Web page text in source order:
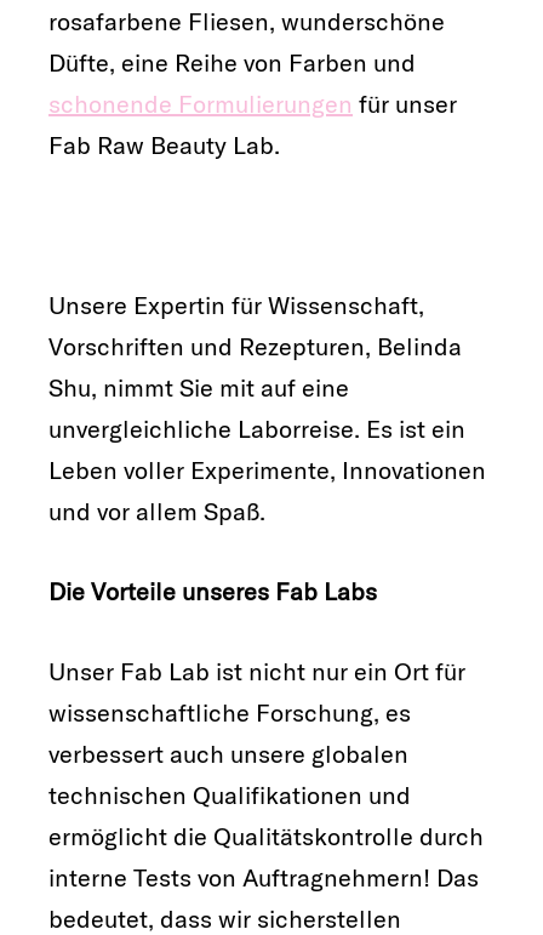
rosafarbene Fliesen, wunderschöne
Düfte, eine Reihe von Farben und
schonende Formulierungen für unser
Fab Raw Beauty Lab.
Unsere Expertin für Wissenschaft,
Vorschriften und Rezepturen, Belinda
Shu, nimmt Sie mit auf eine
unvergleichliche Laborreise. Es ist ein
Leben voller Experimente, Innovationen
und vor allem Spaß.
Die Vorteile unseres Fab Labs
Unser Fab Lab ist nicht nur ein Ort für
wissenschaftliche Forschung, es
verbessert auch unsere globalen
technischen Qualifikationen und
ermöglicht die Qualitätskontrolle durch
interne Tests von Auftragnehmern! Das
bedeutet, dass wir sicherstellen